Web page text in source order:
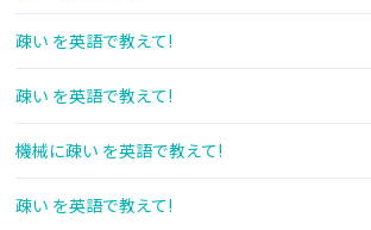
疎い を英語で教えて!
疎い を英語で教えて!
機械に疎い を英語で教えて!
疎い を英語で教えて!